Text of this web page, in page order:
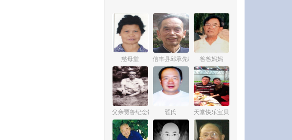
慈母堂 信丰县邱承先教师纪念馆
爸爸妈妈
父亲贾鲁纪念馆 翟氏 天堂快乐宝贝